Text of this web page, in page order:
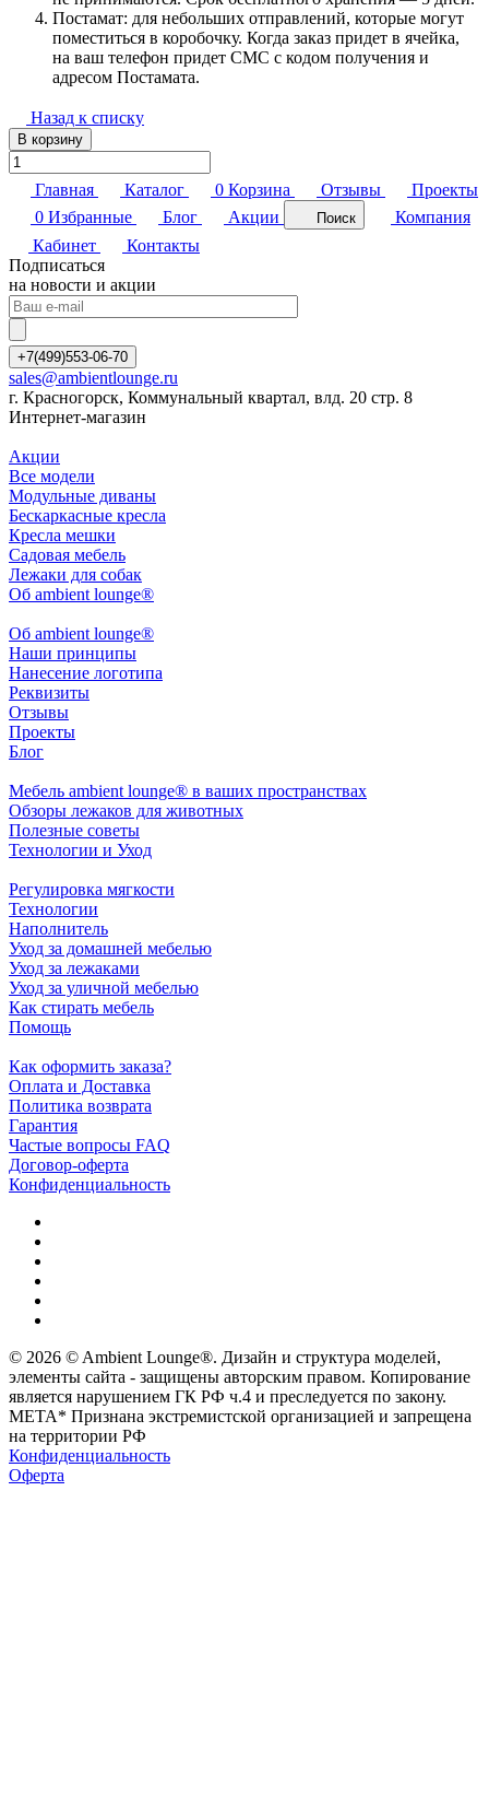
Постамат: для небольших отправлений, которые могут
поместиться в коробочку. Когда заказ придет в ячейка,
на ваш телефон придет СМС с кодом получения и
адресом Постамата.
Назад к списку
В корзину
Главная Каталог 0 Корзина Отзывы
Проекты
0 Избранные Блог Акции Поиск
Компания
Кабинет
Контакты
Подписаться
на новости и акции
+7(499)553-06-70
sales@ambientlounge.ru
г. Красногорск, Коммунальный квартал, влд. 20 стр. 8
Интернет-магазин
Акции
Все модели
Модульные диваны
Бескаркасные кресла
Кресла мешки
Садовая мебель
Лежаки для собак
Об ambient lounge®
Oб ambient lounge®
Наши принципы
Нанесение логотипа
Реквизиты
Отзывы
Проекты
Блог
Мебель ambient lounge® в ваших пространствах
Обзоры лежаков для животных
Полезные советы
Технологии и Уход
Регулировка мягкости
Технологии
Наполнитель
Уход за домашней мебелью
Уход за лежаками
Уход за уличной мебелью
Как стирать мебель
Помощь
Как оформить заказа?
Оплата и Доставка
Политика возврата
Гарантия
Частые вопросы FAQ
Договор-оферта
Конфиденциальность
© 2026 © Ambient Lounge®. Дизайн и структура моделей,
элементы сайта - защищены авторским правом. Копирование
является нарушением ГК РФ ч.4 и преследуется по закону.
МЕТА* Признана экстремистской организацией и запрещена
на территории РФ
Конфиденциальность
Оферта